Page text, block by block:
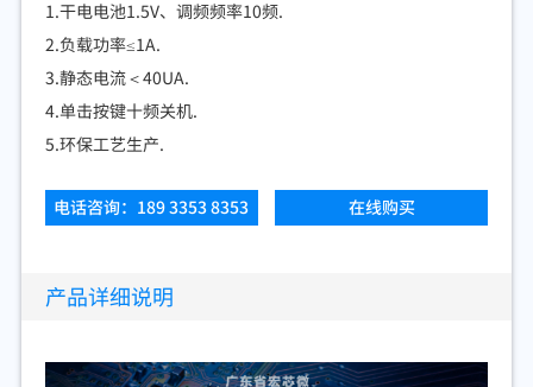
1.干电电池1.5V、调频频率10频.
2.负载功率≤1A.
3.静态电流＜40UA.
4.单击按键十频关机.
5.环保工艺生产.
电话咨询：​189 3353 8353 在线购买
产品详细说明